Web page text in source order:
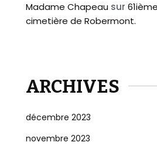
Madame Chapeau sur
cimetière de Robermont.
ARCHIVES
décembre 2023
novembre 2023